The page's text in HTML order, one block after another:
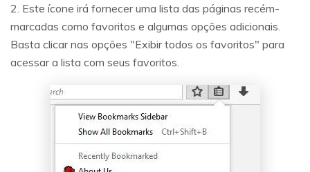
2. Este ícone irá fornecer uma lista das páginas recém-
marcadas como favoritos e algumas opções adicionais.
Basta clicar nas opções "Exibir todos os favoritos" para
acessar a lista com seus favoritos.